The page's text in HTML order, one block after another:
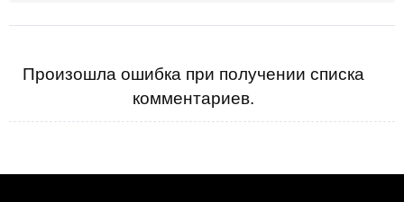
Произошла ошибка при получении списка
комментариев.